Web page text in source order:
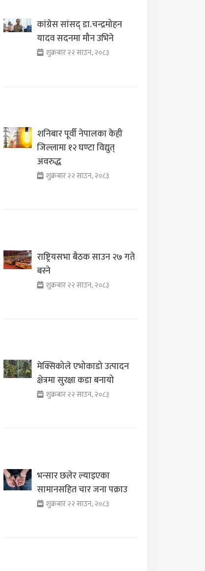
कांग्रेस सांसद् डा‍‍.चन्द्रमोहन
यादव सदनमा मौन उभिने
शुक्रबार २२ साउन, २०८३
शनिबार पूर्वी नेपालका केही
जिल्लामा १२ घण्टा विद्युत्
अवरुद्ध
शुक्रबार २२ साउन, २०८३
राष्ट्रियसभा बैठक साउन २७ गते
बस्ने
शुक्रबार २२ साउन, २०८३
मेक्सिकोले एभोकाडो उत्पादन
क्षेत्रमा सुरक्षा कडा बनायो
शुक्रबार २२ साउन, २०८३
भन्सार छलेर ल्याइएका
सामानसहित चार जना पक्राउ
शुक्रबार २२ साउन, २०८३